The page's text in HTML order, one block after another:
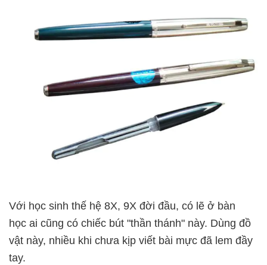
Với học sinh thế hệ 8X, 9X đời đầu, có lẽ ở bàn
học ai cũng có chiếc bút "thần thánh" này. Dùng đồ
vật này, nhiều khi chưa kịp viết bài mực đã lem đầy
tay.